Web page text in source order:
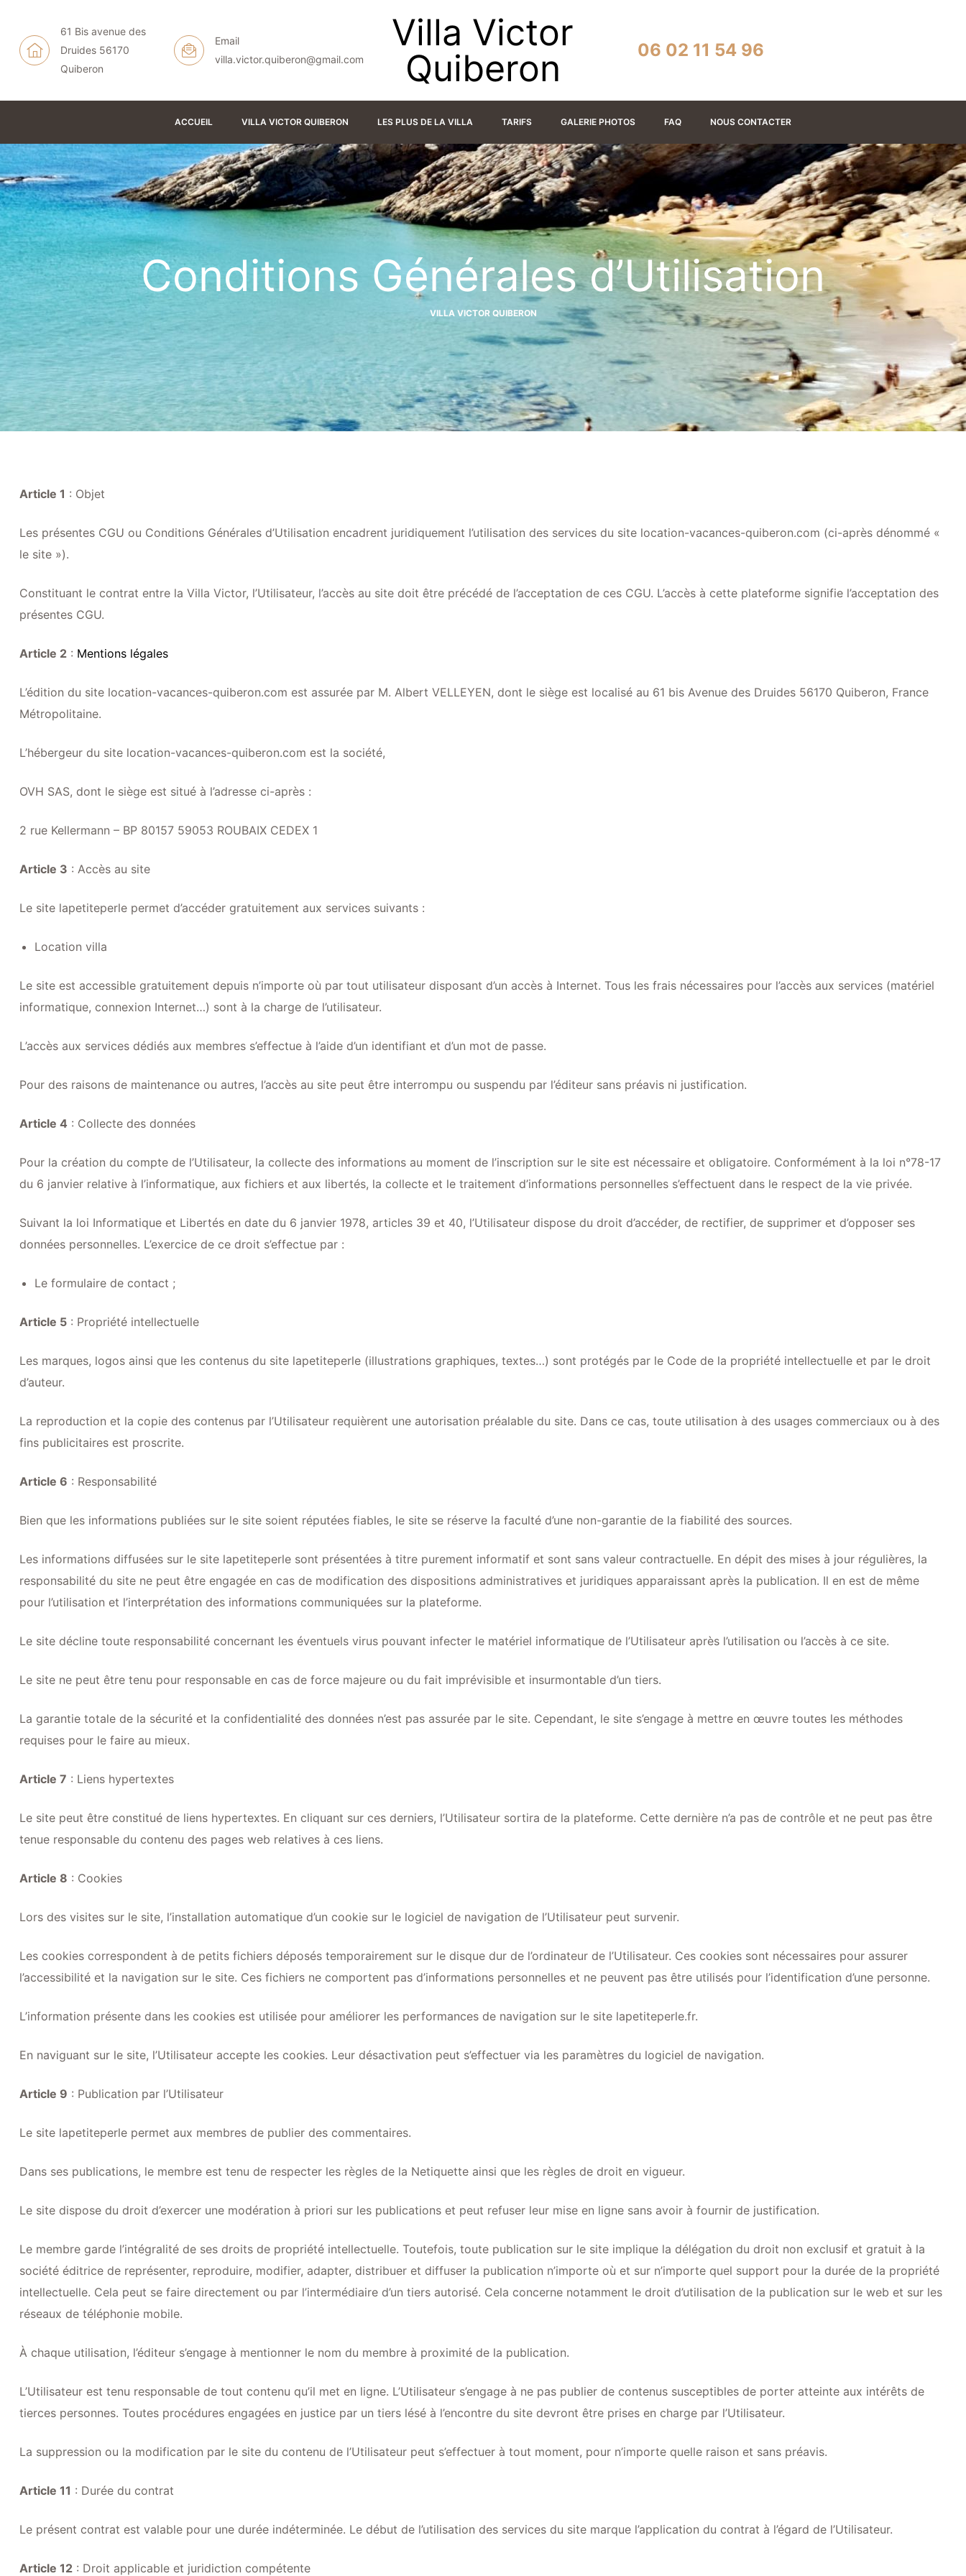
61 Bis avenue des
Druides 56170
Quiberon
Email
villa.victor.quiberon@gmail.com
Villa Victor
Quiberon
06 02 11 54 96
ACCUEIL VILLA VICTOR QUIBERON LES PLUS DE LA VILLA TARIFS GALERIE PHOTOS FAQ NOUS CONTACTER
Conditions Générales d’Utilisation
VILLA VICTOR QUIBERON
Article 1 : Objet
Les présentes CGU ou Conditions Générales d’Utilisation encadrent juridiquement l’utilisation des services du site location-vacances-quiberon.com (ci-après dénommé «
le site »).
Constituant le contrat entre la Villa Victor, l’Utilisateur, l’accès au site doit être précédé de l’acceptation de ces CGU. L’accès à cette plateforme signifie l’acceptation des
présentes CGU.
Article 2 : Mentions légales
L’édition du site location-vacances-quiberon.com est assurée par M. Albert VELLEYEN, dont le siège est localisé au 61 bis Avenue des Druides 56170 Quiberon, France
Métropolitaine.
L’hébergeur du site location-vacances-quiberon.com est la société,
OVH SAS, dont le siège est situé à l’adresse ci-après :
2 rue Kellermann – BP 80157 59053 ROUBAIX CEDEX 1
Article 3 : Accès au site
Le site lapetiteperle permet d’accéder gratuitement aux services suivants :
Location villa
Le site est accessible gratuitement depuis n’importe où par tout utilisateur disposant d’un accès à Internet. Tous les frais nécessaires pour l’accès aux services (matériel
informatique, connexion Internet…) sont à la charge de l’utilisateur.
L’accès aux services dédiés aux membres s’effectue à l’aide d’un identifiant et d’un mot de passe.
Pour des raisons de maintenance ou autres, l’accès au site peut être interrompu ou suspendu par l’éditeur sans préavis ni justification.
Article 4 : Collecte des données
Pour la création du compte de l’Utilisateur, la collecte des informations au moment de l’inscription sur le site est nécessaire et obligatoire. Conformément à la loi n°78-17
du 6 janvier relative à l’informatique, aux fichiers et aux libertés, la collecte et le traitement d’informations personnelles s’effectuent dans le respect de la vie privée.
Suivant la loi Informatique et Libertés en date du 6 janvier 1978, articles 39 et 40, l’Utilisateur dispose du droit d’accéder, de rectifier, de supprimer et d’opposer ses
données personnelles. L’exercice de ce droit s’effectue par :
Le formulaire de contact ;
Article 5 : Propriété intellectuelle
Les marques, logos ainsi que les contenus du site lapetiteperle (illustrations graphiques, textes…) sont protégés par le Code de la propriété intellectuelle et par le droit
d’auteur.
La reproduction et la copie des contenus par l’Utilisateur requièrent une autorisation préalable du site. Dans ce cas, toute utilisation à des usages commerciaux ou à des
fins publicitaires est proscrite.
Article 6 : Responsabilité
Bien que les informations publiées sur le site soient réputées fiables, le site se réserve la faculté d’une non-garantie de la fiabilité des sources.
Les informations diffusées sur le site lapetiteperle sont présentées à titre purement informatif et sont sans valeur contractuelle. En dépit des mises à jour régulières, la
responsabilité du site ne peut être engagée en cas de modification des dispositions administratives et juridiques apparaissant après la publication. Il en est de même
pour l’utilisation et l’interprétation des informations communiquées sur la plateforme.
Le site décline toute responsabilité concernant les éventuels virus pouvant infecter le matériel informatique de l’Utilisateur après l’utilisation ou l’accès à ce site.
Le site ne peut être tenu pour responsable en cas de force majeure ou du fait imprévisible et insurmontable d’un tiers.
La garantie totale de la sécurité et la confidentialité des données n’est pas assurée par le site. Cependant, le site s’engage à mettre en œuvre toutes les méthodes
requises pour le faire au mieux.
Article 7 : Liens hypertextes
Le site peut être constitué de liens hypertextes. En cliquant sur ces derniers, l’Utilisateur sortira de la plateforme. Cette dernière n’a pas de contrôle et ne peut pas être
tenue responsable du contenu des pages web relatives à ces liens.
Article 8 : Cookies
Lors des visites sur le site, l’installation automatique d’un cookie sur le logiciel de navigation de l’Utilisateur peut survenir.
Les cookies correspondent à de petits fichiers déposés temporairement sur le disque dur de l’ordinateur de l’Utilisateur. Ces cookies sont nécessaires pour assurer
l’accessibilité et la navigation sur le site. Ces fichiers ne comportent pas d’informations personnelles et ne peuvent pas être utilisés pour l’identification d’une personne.
L’information présente dans les cookies est utilisée pour améliorer les performances de navigation sur le site lapetiteperle.fr.
En naviguant sur le site, l’Utilisateur accepte les cookies. Leur désactivation peut s’effectuer via les paramètres du logiciel de navigation.
Article 9 : Publication par l’Utilisateur
Le site lapetiteperle permet aux membres de publier des commentaires.
Dans ses publications, le membre est tenu de respecter les règles de la Netiquette ainsi que les règles de droit en vigueur.
Le site dispose du droit d’exercer une modération à priori sur les publications et peut refuser leur mise en ligne sans avoir à fournir de justification.
Le membre garde l’intégralité de ses droits de propriété intellectuelle. Toutefois, toute publication sur le site implique la délégation du droit non exclusif et gratuit à la
société éditrice de représenter, reproduire, modifier, adapter, distribuer et diffuser la publication n’importe où et sur n’importe quel support pour la durée de la propriété
intellectuelle. Cela peut se faire directement ou par l’intermédiaire d’un tiers autorisé. Cela concerne notamment le droit d’utilisation de la publication sur le web et sur les
réseaux de téléphonie mobile.
À chaque utilisation, l’éditeur s’engage à mentionner le nom du membre à proximité de la publication.
L’Utilisateur est tenu responsable de tout contenu qu’il met en ligne. L’Utilisateur s’engage à ne pas publier de contenus susceptibles de porter atteinte aux intérêts de
tierces personnes. Toutes procédures engagées en justice par un tiers lésé à l’encontre du site devront être prises en charge par l’Utilisateur.
La suppression ou la modification par le site du contenu de l’Utilisateur peut s’effectuer à tout moment, pour n’importe quelle raison et sans préavis.
Article 11 : Durée du contrat
Le présent contrat est valable pour une durée indéterminée. Le début de l’utilisation des services du site marque l’application du contrat à l’égard de l’Utilisateur.
Article 12 : Droit applicable et juridiction compétente